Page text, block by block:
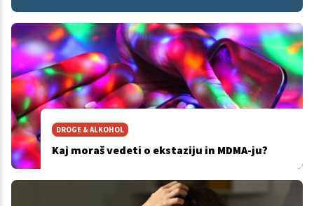
DROGE & ALKOHOL
Kaj moraš vedeti o ekstaziju in MDMA-ju?